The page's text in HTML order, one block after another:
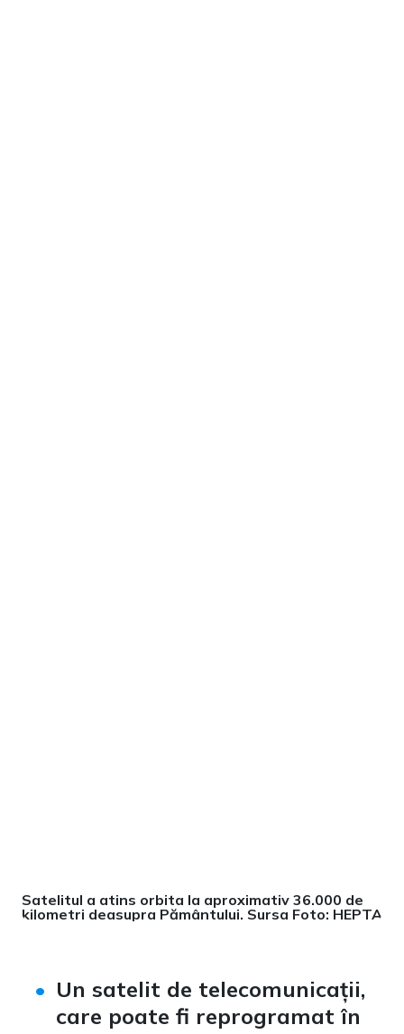
Satelitul a atins orbita la aproximativ 36.000 de
kilometri deasupra Pământului. Sursa Foto: HEPTA
Un satelit de telecomunicații,
care poate fi reprogramat în